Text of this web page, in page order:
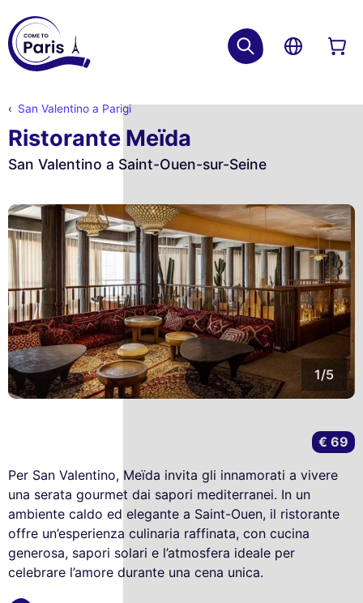
San Valentino a Parigi
Ristorante Meïda
San Valentino a Saint-Ouen-sur-Seine
1/5
Per San Valentino, Meïda invita gli innamorati a vivere
una serata gourmet dai sapori mediterranei. In un
ambiente caldo ed elegante a Saint-Ouen, il ristorante
offre un’esperienza culinaria raffinata, con cucina
generosa, sapori solari e l’atmosfera ideale per
celebrare l’amore durante una cena unica.
€ 69